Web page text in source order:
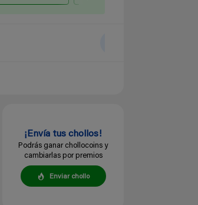
¡Envía tus chollos!
Podrás ganar chollocoins y
cambiarlas por premios
Enviar chollo